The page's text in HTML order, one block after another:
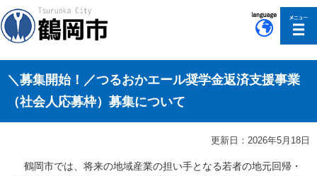
＼募集開始！／つるおかエール奨学金返済支援事業
（社会人応募枠）募集について
更新日：2026年5月18日
鶴岡市では、将来の地域産業の担い手となる若者の地元回帰・